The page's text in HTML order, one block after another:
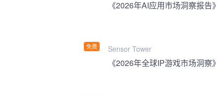
免费
《2026年AI应用市场洞察报告》
Sensor Tower
《2026年全球IP游戏市场洞察》